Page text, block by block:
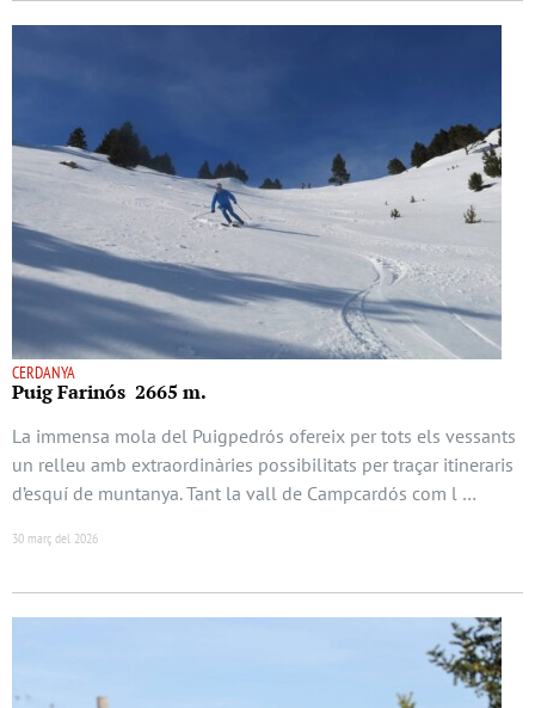
CERDANYA
Puig Farinós 2665 m.
La immensa mola del Puigpedrós ofereix per tots els vessants
un relleu amb extraordinàries possibilitats per traçar itineraris
d’esquí de muntanya. Tant la vall de Campcardós com l …
30 març del 2026